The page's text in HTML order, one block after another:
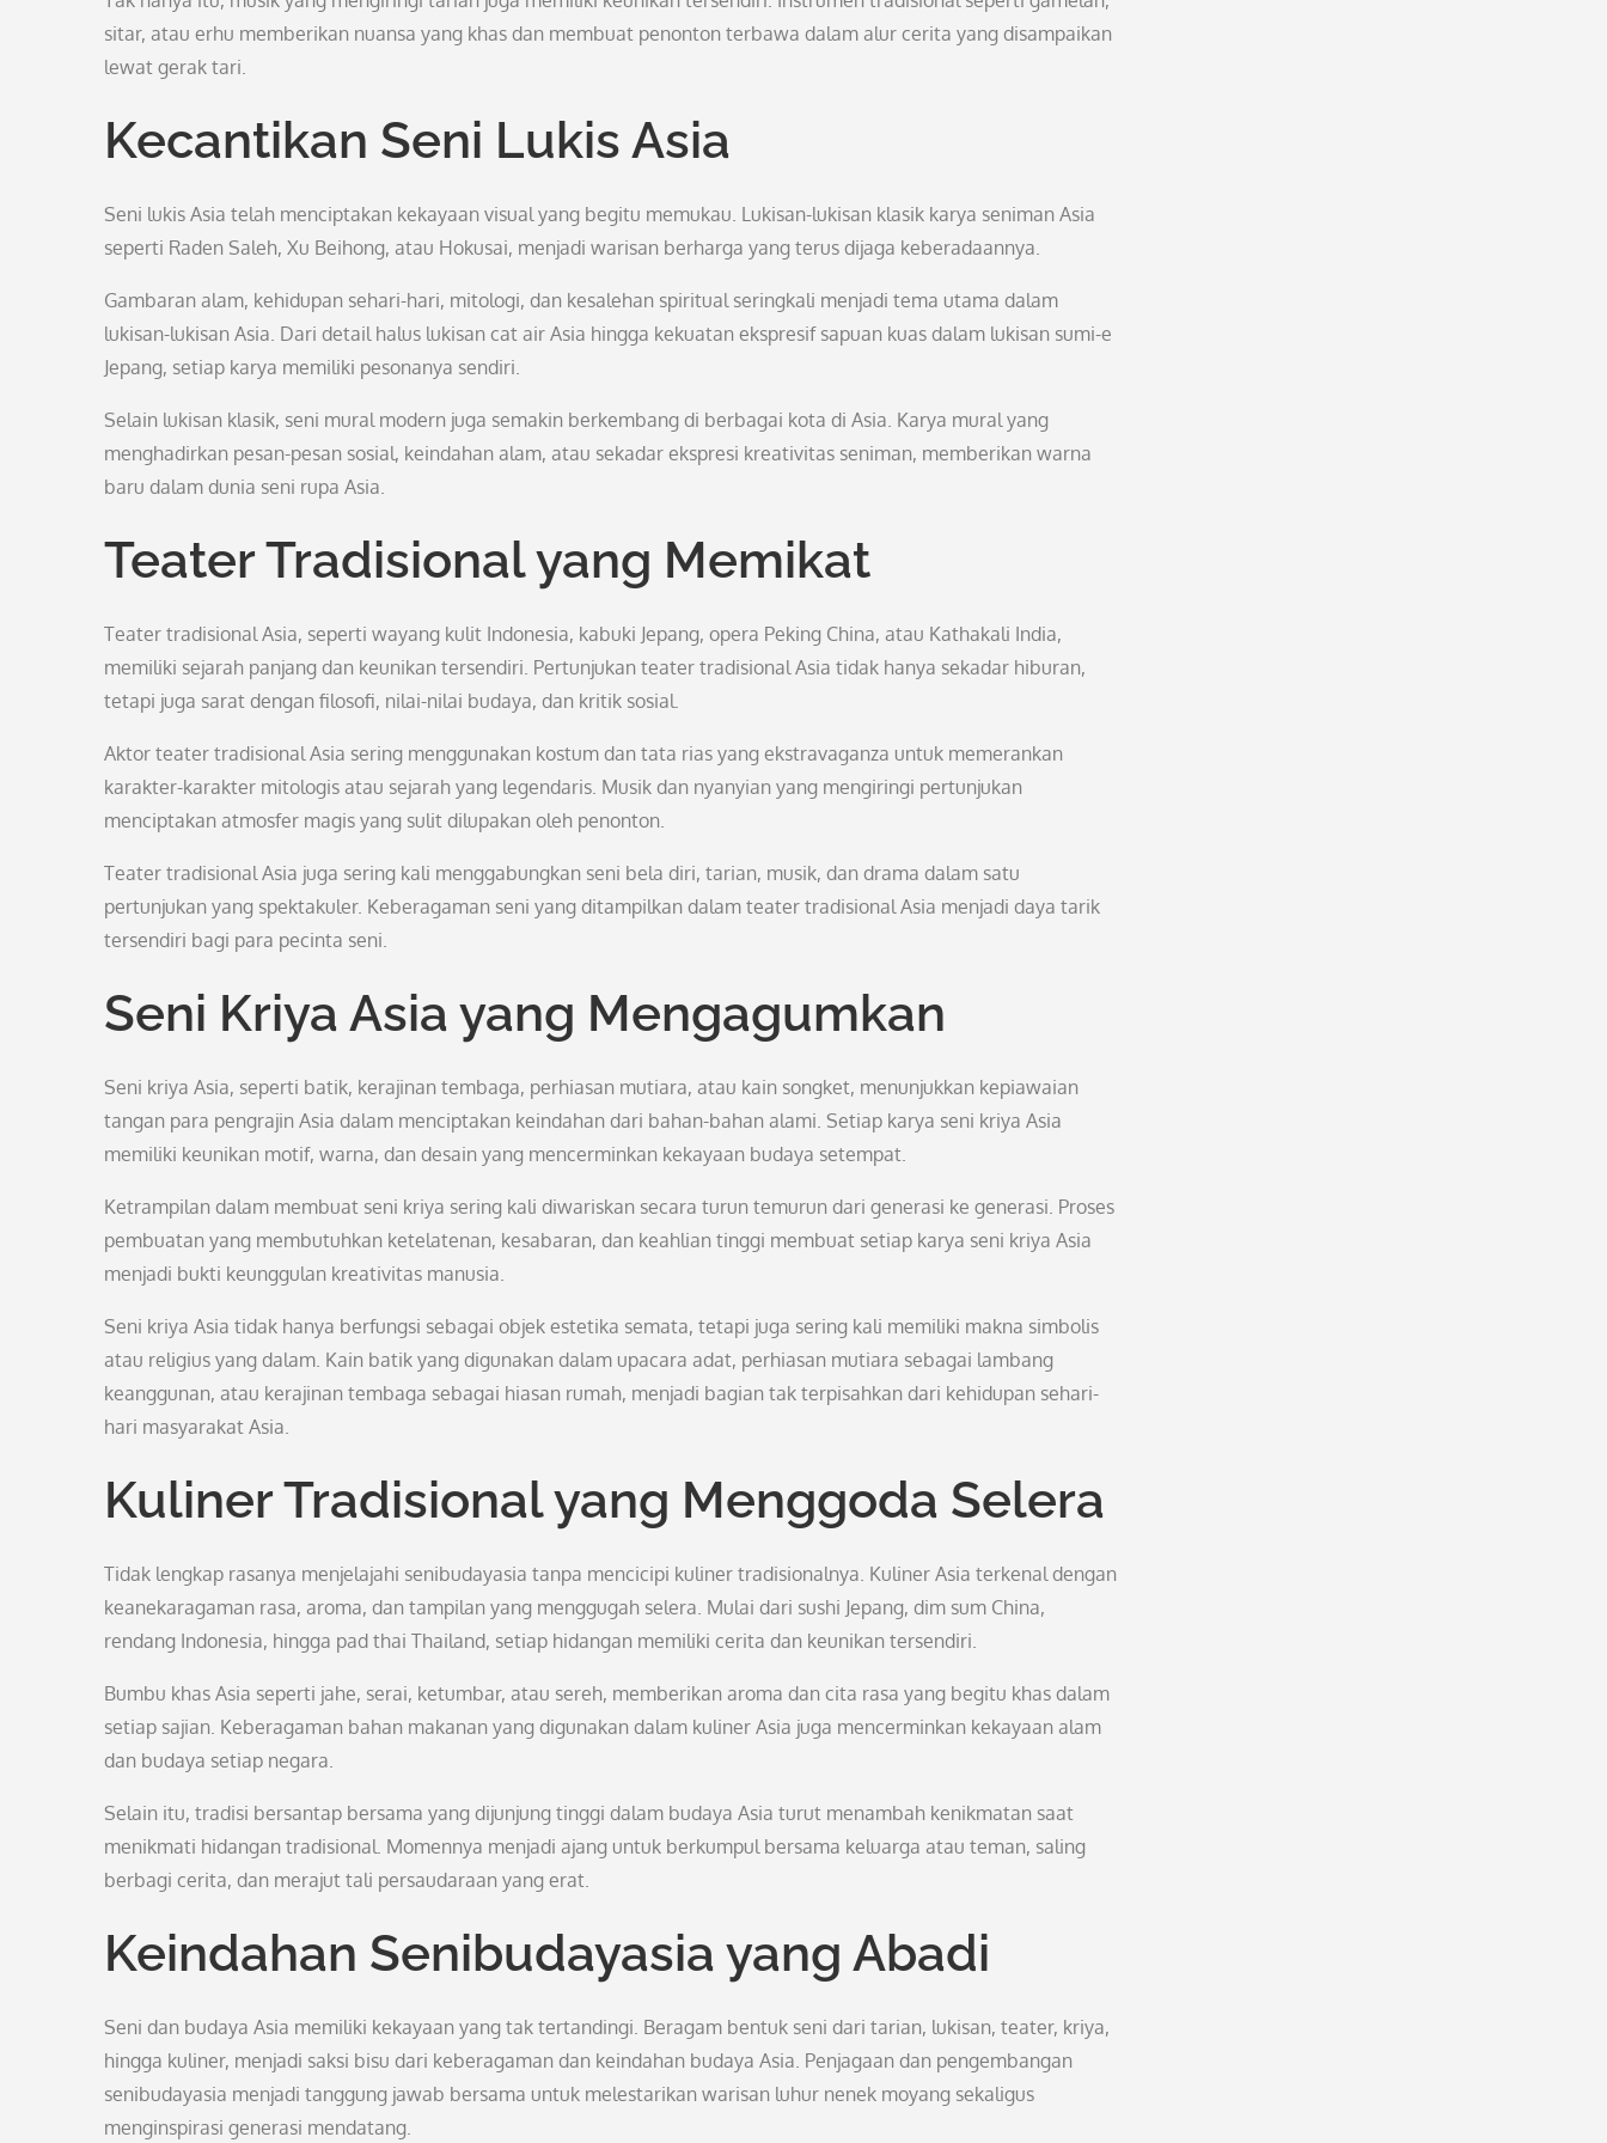
sitar, atau erhu memberikan nuansa yang khas dan membuat penonton terbawa dalam alur cerita yang disampaikan
lewat gerak tari.
Kecantikan Seni Lukis Asia
Seni lukis Asia telah menciptakan kekayaan visual yang begitu memukau. Lukisan-lukisan klasik karya seniman Asia
seperti Raden Saleh, Xu Beihong, atau Hokusai, menjadi warisan berharga yang terus dijaga keberadaannya.
Gambaran alam, kehidupan sehari-hari, mitologi, dan kesalehan spiritual seringkali menjadi tema utama dalam
lukisan-lukisan Asia. Dari detail halus lukisan cat air Asia hingga kekuatan ekspresif sapuan kuas dalam lukisan sumi-e
Jepang, setiap karya memiliki pesonanya sendiri.
Selain lukisan klasik, seni mural modern juga semakin berkembang di berbagai kota di Asia. Karya mural yang
menghadirkan pesan-pesan sosial, keindahan alam, atau sekadar ekspresi kreativitas seniman, memberikan warna
baru dalam dunia seni rupa Asia.
Teater Tradisional yang Memikat
Teater tradisional Asia, seperti wayang kulit Indonesia, kabuki Jepang, opera Peking China, atau Kathakali India,
memiliki sejarah panjang dan keunikan tersendiri. Pertunjukan teater tradisional Asia tidak hanya sekadar hiburan,
tetapi juga sarat dengan filosofi, nilai-nilai budaya, dan kritik sosial.
Aktor teater tradisional Asia sering menggunakan kostum dan tata rias yang ekstravaganza untuk memerankan
karakter-karakter mitologis atau sejarah yang legendaris. Musik dan nyanyian yang mengiringi pertunjukan
menciptakan atmosfer magis yang sulit dilupakan oleh penonton.
Teater tradisional Asia juga sering kali menggabungkan seni bela diri, tarian, musik, dan drama dalam satu
pertunjukan yang spektakuler. Keberagaman seni yang ditampilkan dalam teater tradisional Asia menjadi daya tarik
tersendiri bagi para pecinta seni.
Seni Kriya Asia yang Mengagumkan
Seni kriya Asia, seperti batik, kerajinan tembaga, perhiasan mutiara, atau kain songket, menunjukkan kepiawaian
tangan para pengrajin Asia dalam menciptakan keindahan dari bahan-bahan alami. Setiap karya seni kriya Asia
memiliki keunikan motif, warna, dan desain yang mencerminkan kekayaan budaya setempat.
Ketrampilan dalam membuat seni kriya sering kali diwariskan secara turun temurun dari generasi ke generasi. Proses
pembuatan yang membutuhkan ketelatenan, kesabaran, dan keahlian tinggi membuat setiap karya seni kriya Asia
menjadi bukti keunggulan kreativitas manusia.
Seni kriya Asia tidak hanya berfungsi sebagai objek estetika semata, tetapi juga sering kali memiliki makna simbolis
atau religius yang dalam. Kain batik yang digunakan dalam upacara adat, perhiasan mutiara sebagai lambang
keanggunan, atau kerajinan tembaga sebagai hiasan rumah, menjadi bagian tak terpisahkan dari kehidupan sehari-
hari masyarakat Asia.
Kuliner Tradisional yang Menggoda Selera
Tidak lengkap rasanya menjelajahi senibudayasia tanpa mencicipi kuliner tradisionalnya. Kuliner Asia terkenal dengan
keanekaragaman rasa, aroma, dan tampilan yang menggugah selera. Mulai dari sushi Jepang, dim sum China,
rendang Indonesia, hingga pad thai Thailand, setiap hidangan memiliki cerita dan keunikan tersendiri.
Bumbu khas Asia seperti jahe, serai, ketumbar, atau sereh, memberikan aroma dan cita rasa yang begitu khas dalam
setiap sajian. Keberagaman bahan makanan yang digunakan dalam kuliner Asia juga mencerminkan kekayaan alam
dan budaya setiap negara.
Selain itu, tradisi bersantap bersama yang dijunjung tinggi dalam budaya Asia turut menambah kenikmatan saat
menikmati hidangan tradisional. Momennya menjadi ajang untuk berkumpul bersama keluarga atau teman, saling
berbagi cerita, dan merajut tali persaudaraan yang erat.
Keindahan Senibudayasia yang Abadi
Seni dan budaya Asia memiliki kekayaan yang tak tertandingi. Beragam bentuk seni dari tarian, lukisan, teater, kriya,
hingga kuliner, menjadi saksi bisu dari keberagaman dan keindahan budaya Asia. Penjagaan dan pengembangan
senibudayasia menjadi tanggung jawab bersama untuk melestarikan warisan luhur nenek moyang sekaligus
menginspirasi generasi mendatang.